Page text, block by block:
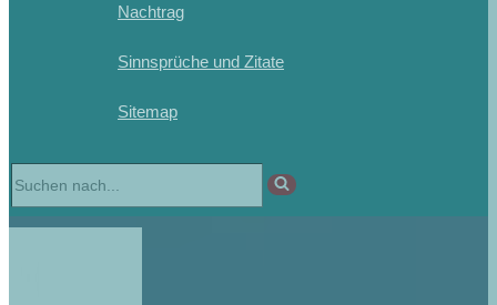
Nachtrag
Sinnsprüche und Zitate
Sitemap